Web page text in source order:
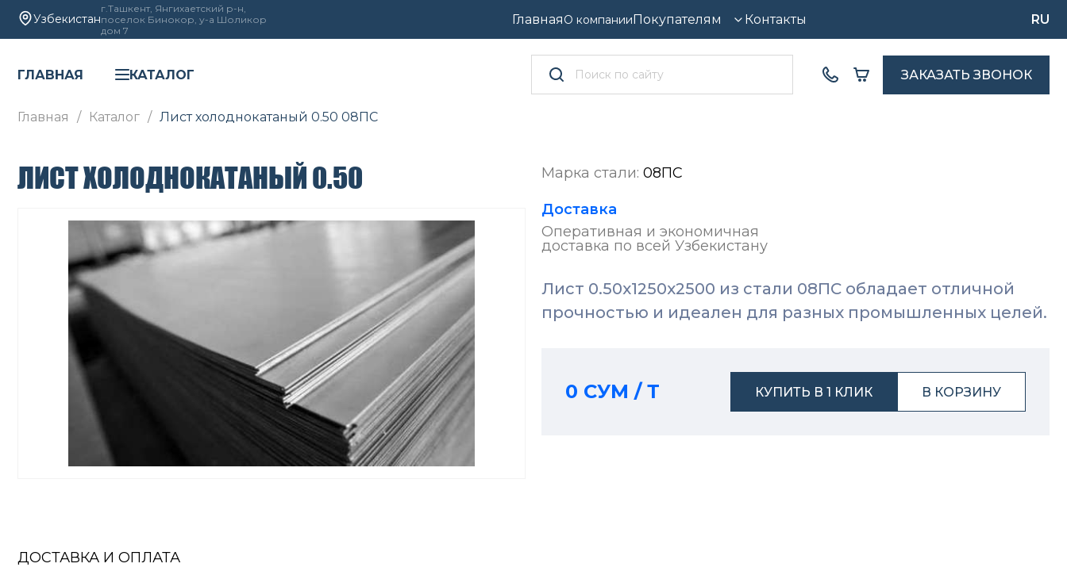
Узбекистан
г.Ташкент, Янгихаетский р-н,
поселок Бинокор, у-а Шоликор
дом 7
ГлавнаяО компанииПокупателям Контакты RU
ГЛАВНАЯ КАТАЛОГ ЗАКАЗАТЬ ЗВОНОК
Главная Каталог Лист холоднокатаный 0.50 08ПС
ЛИСТ ХОЛОДНОКАТАНЫЙ 0.50 Марка стали: 08ПС
Доставка
Оперативная и экономичная
доставка по всей Узбекистану
Лист 0.50x1250x2500 из стали 08ПС обладает отличной
прочностью и идеален для разных промышленных целей.
0 СУМ / Т КУПИТЬ В 1 КЛИК В КОРЗИНУ
ДОСТАВКА И ОПЛАТА